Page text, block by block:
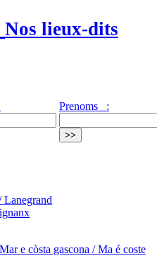
Nos lieux-dits
Prenoms :
Lanegrand
Mar e còsta gascona / Ma é coste